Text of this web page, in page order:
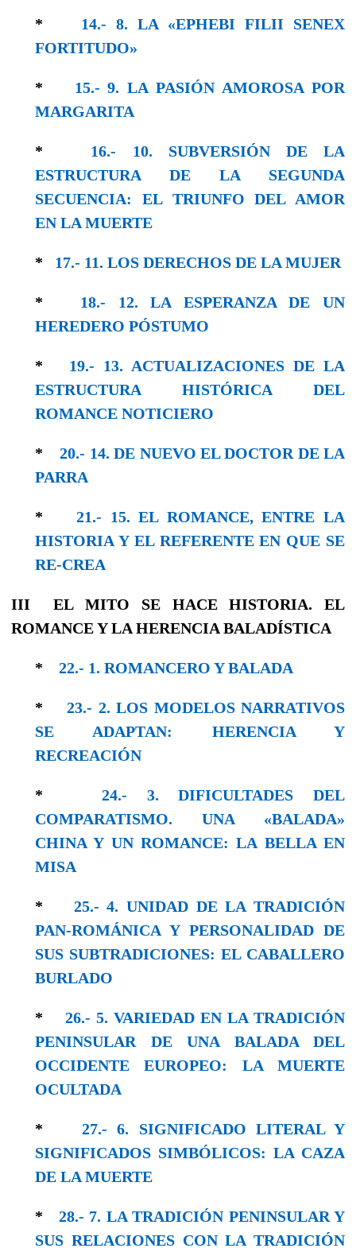
* 14.- 8. LA «EPHEBI FILII SENEX
FORTITUDO»
* 15.- 9. LA PASIÓN AMOROSA POR
MARGARITA
* 16.- 10. SUBVERSIÓN DE LA
ESTRUCTURA DE LA SEGUNDA
SECUENCIA: EL TRIUNFO DEL AMOR
EN LA MUERTE
* 17.- 11. LOS DERECHOS DE LA MUJER
* 18.- 12. LA ESPERANZA DE UN
HEREDERO PÓSTUMO
* 19.- 13. ACTUALIZACIONES DE LA
ESTRUCTURA HISTÓRICA DEL
ROMANCE NOTICIERO
*20.- 14. DE NUEVO EL DOCTOR DE LA
PARRA
*21.- 15. EL ROMANCE, ENTRE LA
HISTORIA Y EL REFERENTE EN QUE SE
RE-CREA
IIIEL MITO SE HACE HISTORIA. EL
ROMANCE Y LA HERENCIA BALADÍSTICA
* 22.- 1. ROMANCERO Y BALADA
* 23.- 2. LOS MODELOS NARRATIVOS
SE ADAPTAN: HERENCIA Y
RECREACIÓN
* 24.- 3. DIFICULTADES DEL
COMPARATISMO. UNA «BALADA»
CHINA Y UN ROMANCE: LA BELLA EN
MISA
* 25.- 4. UNIDAD DE LA TRADICIÓN
PAN-ROMÁNICA Y PERSONALIDAD DE
SUS SUBTRADICIONES: EL CABALLERO
BURLADO
*
26.- 5. VARIEDAD EN LA TRADICIÓN
PENINSULAR DE UNA BALADA DEL
OCCIDENTE EUROPEO: LA MUERTE
OCULTADA
* 27.- 6. SIGNIFICADO LITERAL Y
SIGNIFICADOS SIMBÓLICOS: LA CAZA
DE LA MUERTE
* 28.- 7. LA TRADICIÓN PENINSULAR Y
SUS RELACIONES CON LA TRADICIÓN